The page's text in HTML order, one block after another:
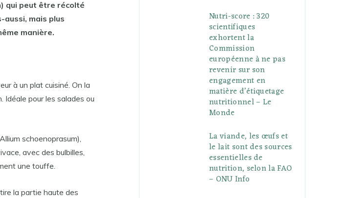
qui peut être récolté
aussi, mais plus
manière.
à un plat cuisiné. On la
Idéale pour les salades ou
schoenoprasum),
avec des bulbilles,
une touffe.
la partie haute des
Nutri-score : 320
scientifiques
exhortent la
Commission
européenne à ne pas
revenir sur son
engagement en
matière d’étiquetage
nutritionnel – Le
Monde
La viande, les œufs et
le lait sont des sources
essentielles de
nutrition, selon la FAO
– ONU Info